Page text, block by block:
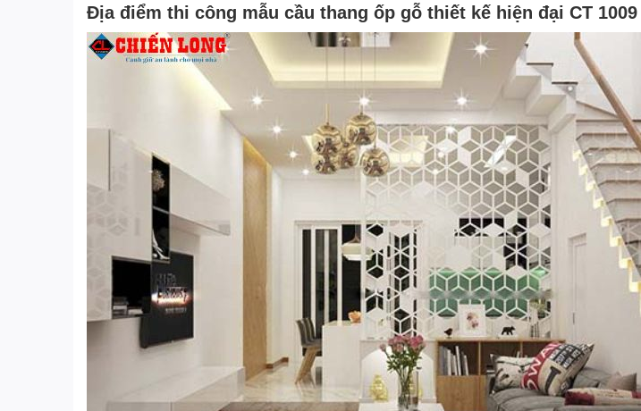
Địa điểm thi công mẫu cầu thang ốp gỗ thiết kế hiện đại CT